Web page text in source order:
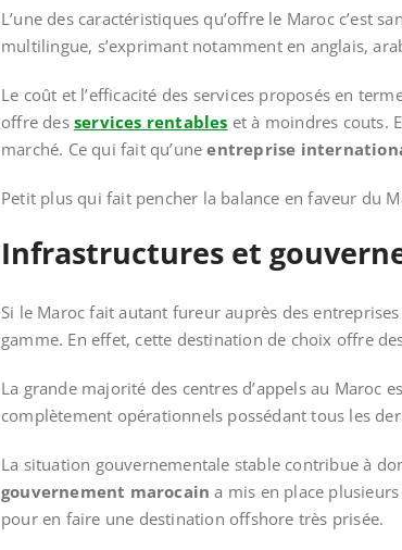
L’une des caractéristiques qu’offre le Maroc c’est
multilingue, s’exprimant notamment en anglais,
Le coût et l’efficacité des services proposés en
offre des services rentables et à moindres couts.
marché. Ce qui fait qu’uneentreprise
Petit plus qui fait pencher la balance en faveur du
Infrastructures et
Si le Maroc fait autant fureur auprès des
gamme. En effet, cette destination de choix offre
La grande majorité des centres d’appels au Maroc
complètement opérationnels possédant tous les
La situation gouvernementale stable contribue à
gouvernement marocain a mis en place
pour en faire une destination offshore très prisée.